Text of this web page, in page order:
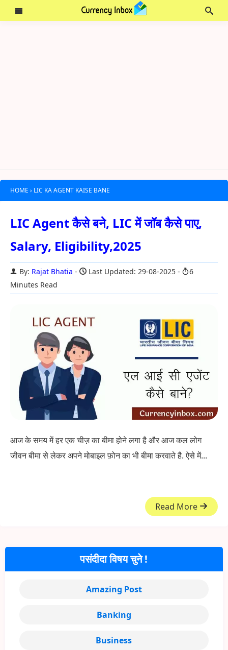
HOME › LIC KA AGENT KAISE BANE
LIC Agent कैसे बने, LIC में जॉब कैसे पाए,
Salary, Eligibility,2025
By: Rajat Bhatia Last Updated: 29-08-2025
6
Minutes Read
आज के समय में हर एक चीज़ का बीमा होने लगा है और आज कल लोग
जीवन बीमा से लेकर अपने मोबाइल फ़ोन का भी बीमा करवाते है. ऐसे में...
Read More
पसंदीदा विषय चुने !
Amazing Post
Banking
Business